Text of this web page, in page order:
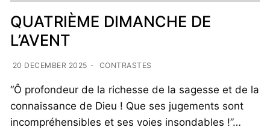
QUATRIÈME DIMANCHE DE
L’AVENT
20 DECEMBER 2025 - CONTRASTES
“Ô profondeur de la richesse de la sagesse et de la
connaissance de Dieu ! Que ses jugements sont
incompréhensibles et ses voies insondables !”…